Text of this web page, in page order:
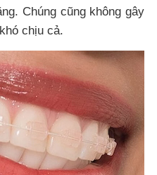
Chúng cũng không gây
chịu cả.